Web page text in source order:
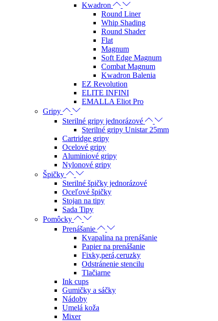
Kwadron
Round Liner
Whip Shading
Round Shader
Flat
Magnum
Soft Edge Magnum
Combat Magnum
Kwadron Balenia
EZ Revolution
ELITE INFINI
EMALLA Eliot Pro
Gripy
Sterilné gripy jednorázové
Sterilné gripy Unistar 25mm
Cartridge gripy
Ocelové gripy
Aluminiové gripy
Nylonové gripy
Špičky
Sterilné špičky jednorázové
Oceľové špičky
Stojan na tipy
Sada Tipy
Pomôcky
Prenášanie
Kvapalina na prenášanie
Papier na prenášanie
Fixky,perá,ceruzky
Odstránenie stencilu
Tlačiarne
Ink cups
Gumičky a sáčky
Nádoby
Umelá koža
Mixer